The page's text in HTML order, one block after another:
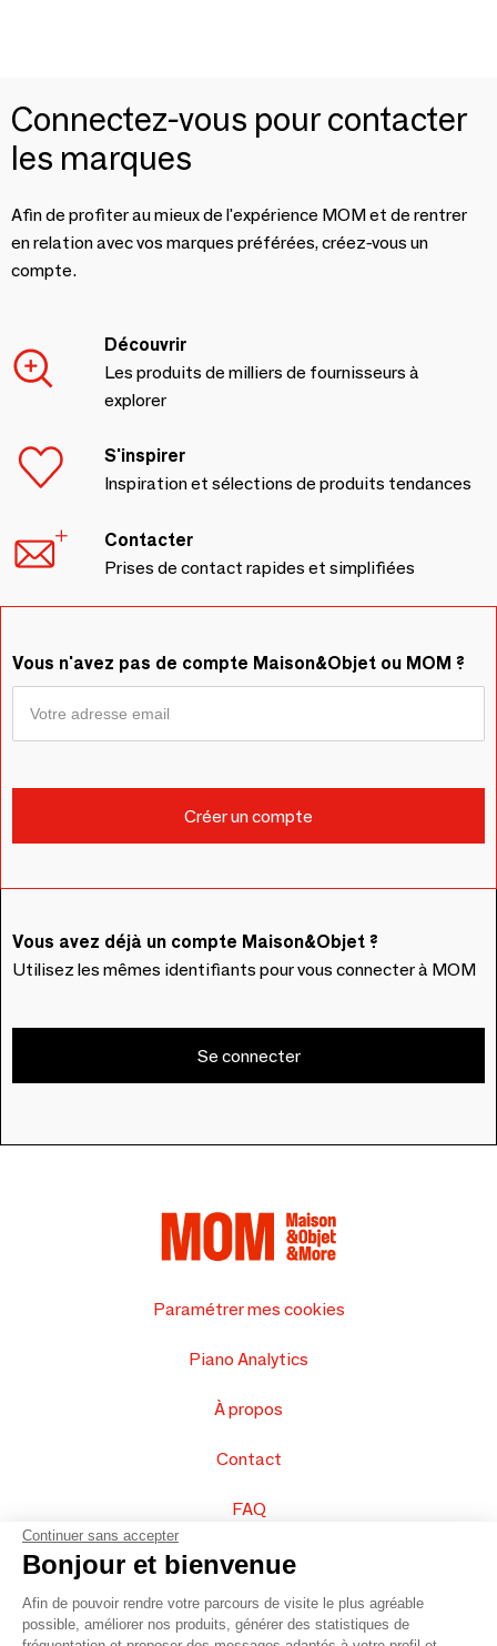
Connectez-vous pour contacter
les marques
Afin de profiter au mieux de l'expérience MOM et de rentrer
en relation avec vos marques préférées, créez-vous un
compte.
Découvrir
Les produits de milliers de fournisseurs à
explorer
S'inspirer
Inspiration et sélections de produits tendances
Contacter
Prises de contact rapides et simplifiées
Vous n'avez pas de compte Maison&Objet ou MOM ?
Vous avez déjà un compte Maison&Objet ?
Utilisez les mêmes identifiants pour vous connecter à MOM
Se connecter
Paramétrer mes cookies
Piano Analytics
À propos
Contact
FAQ
Vendez vos produits
Plan du site
Continuer sans accepter
Bonjour et bienvenue
Afin de pouvoir rendre votre parcours de visite le plus agréable
possible, améliorer nos produits, générer des statistiques de